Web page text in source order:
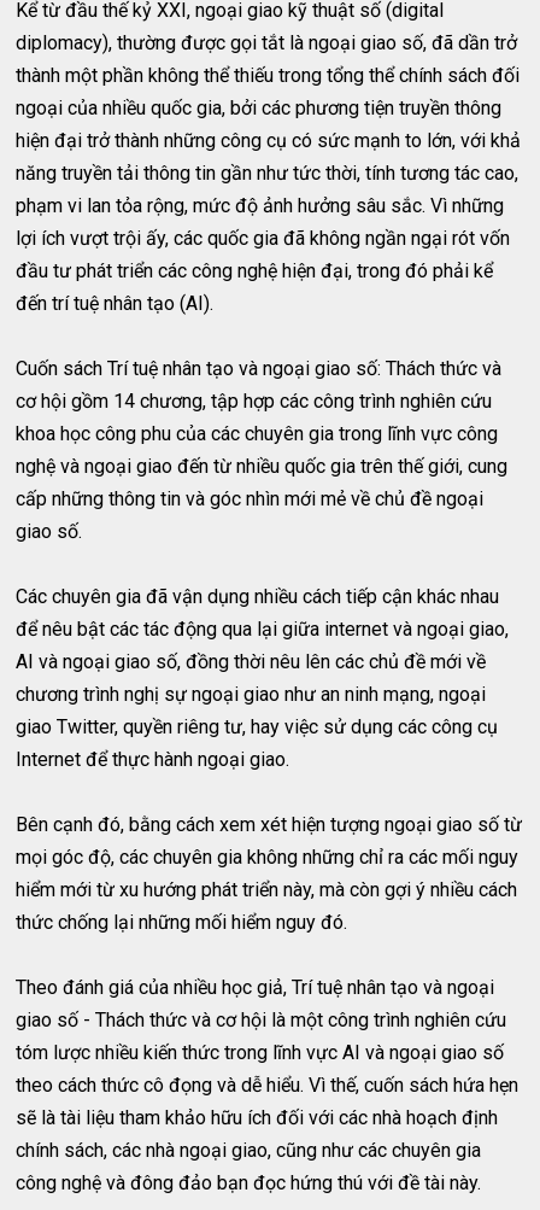
Kể từ đầu thế kỷ XXI, ngoại giao kỹ thuật số (digital
diplomacy), thường được gọi tắt là ngoại giao số, đã dần trở
thành một phần không thể thiếu trong tổng thể chính sách đối
ngoại của nhiều quốc gia, bởi các phương tiện truyền thông
hiện đại trở thành những công cụ có sức mạnh to lớn, với khả
năng truyền tải thông tin gần như tức thời, tính tương tác cao,
phạm vi lan tỏa rộng, mức độ ảnh hưởng sâu sắc. Vì những
lợi ích vượt trội ấy, các quốc gia đã không ngần ngại rót vốn
đầu tư phát triển các công nghệ hiện đại, trong đó phải kể
đến trí tuệ nhân tạo (AI).
Cuốn sách Trí tuệ nhân tạo và ngoại giao số: Thách thức và
cơ hội gồm 14 chương, tập hợp các công trình nghiên cứu
khoa học công phu của các chuyên gia trong lĩnh vực công
nghệ và ngoại giao đến từ nhiều quốc gia trên thế giới, cung
cấp những thông tin và góc nhìn mới mẻ về chủ đề ngoại
giao số.
Các chuyên gia đã vận dụng nhiều cách tiếp cận khác nhau
để nêu bật các tác động qua lại giữa internet và ngoại giao,
AI và ngoại giao số, đồng thời nêu lên các chủ đề mới về
chương trình nghị sự ngoại giao như an ninh mạng, ngoại
giao Twitter, quyền riêng tư, hay việc sử dụng các công cụ
Internet để thực hành ngoại giao.
Bên cạnh đó, bằng cách xem xét hiện tượng ngoại giao số từ
mọi góc độ, các chuyên gia không những chỉ ra các mối nguy
hiểm mới từ xu hướng phát triển này, mà còn gợi ý nhiều cách
thức chống lại những mối hiểm nguy đó.
Theo đánh giá của nhiều học giả, Trí tuệ nhân tạo và ngoại
giao số - Thách thức và cơ hội là một công trình nghiên cứu
tóm lược nhiều kiến thức trong lĩnh vực AI và ngoại giao số
theo cách thức cô đọng và dễ hiểu. Vì thế, cuốn sách hứa hẹn
sẽ là tài liệu tham khảo hữu ích đối với các nhà hoạch định
chính sách, các nhà ngoại giao, cũng như các chuyên gia
công nghệ và đông đảo bạn đọc hứng thú với đề tài này.